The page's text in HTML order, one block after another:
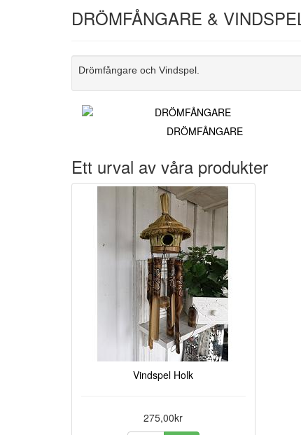
DRÖMFÅNGARE &
Drömfångare och Vindspel.
DRÖMFÅNGARE
Ett urval av våra produkter
Vindspel Holk
275,00kr